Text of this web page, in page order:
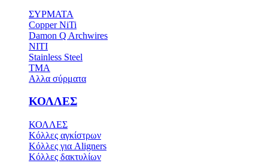
ΣΥΡΜΑΤΑ
Copper NiTi
Damon Q Archwires
NITI
Stainless Steel
TMA
Αλλα σύρματα
ΚΟΛΛΕΣ
ΚΟΛΛΕΣ
Κόλλες αγκίστρων
Κόλλες για Aligners
Κόλλες δακτυλίων